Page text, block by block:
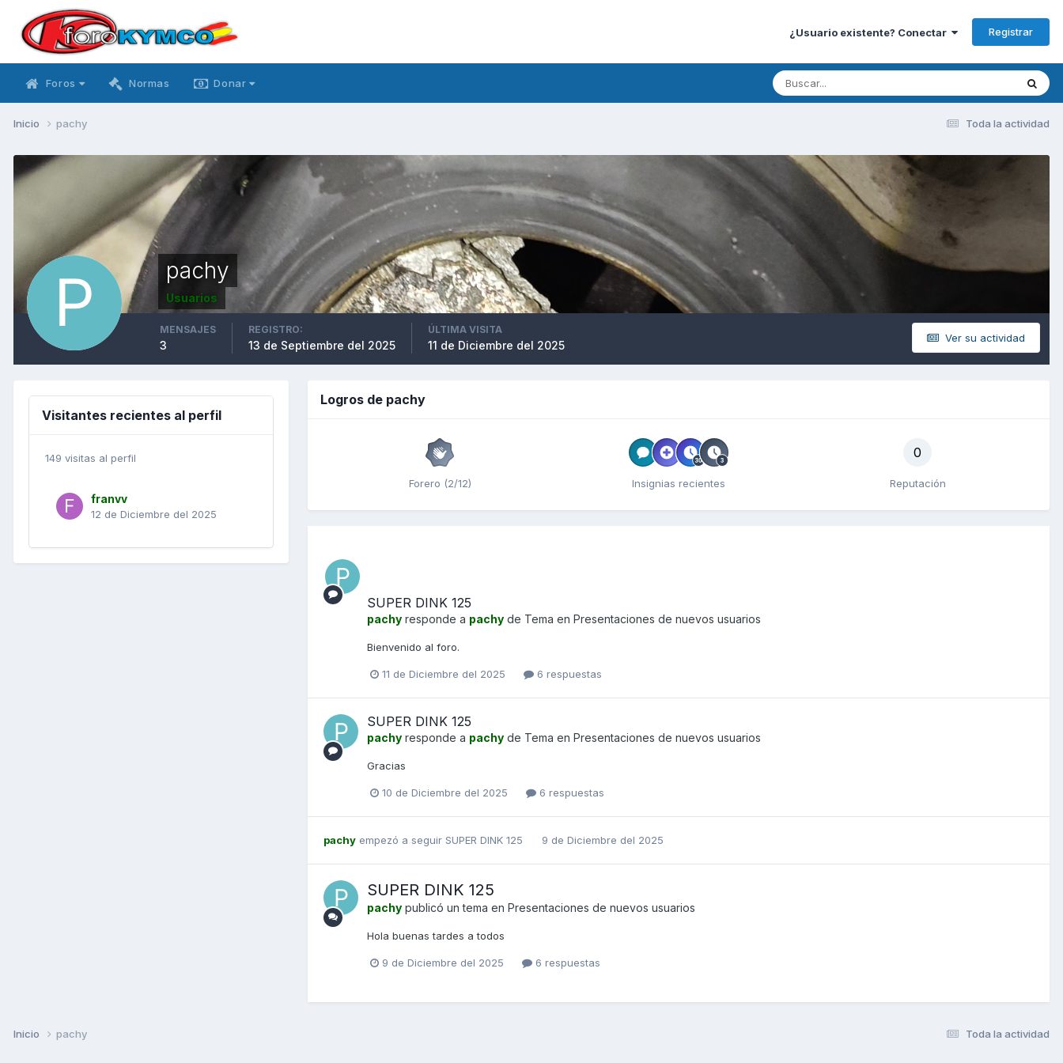
¿Usuario existente? Conectar Registrar
Foros Normas Donar
Toda la actividad
Inicio pachy
pachy
Usuarios
Ver su actividad
MENSAJES
3
REGISTRO:
13 de Septiembre del 2025
ÚLTIMA VISITA
11 de Diciembre del 2025
Visitantes recientes al perfil
149 visitas al perfil
franvv
12 de Diciembre del 2025
Logros de pachy
Forero (2/12) Insignias recientes
0
Reputación
SUPER DINK 125
pachy responde a pachy de Tema en Presentaciones de nuevos usuarios
Bienvenido al foro.
11 de Diciembre del 2025 6 respuestas
SUPER DINK 125
pachy responde a pachy de Tema en Presentaciones de nuevos usuarios
Gracias
10 de Diciembre del 2025 6 respuestas
pachy empezó a seguir SUPER DINK 125 9 de Diciembre del 2025
SUPER DINK 125
pachy publicó un tema en Presentaciones de nuevos usuarios
Hola buenas tardes a todos
9 de Diciembre del 2025 6 respuestas
Toda la actividad
Inicio pachy